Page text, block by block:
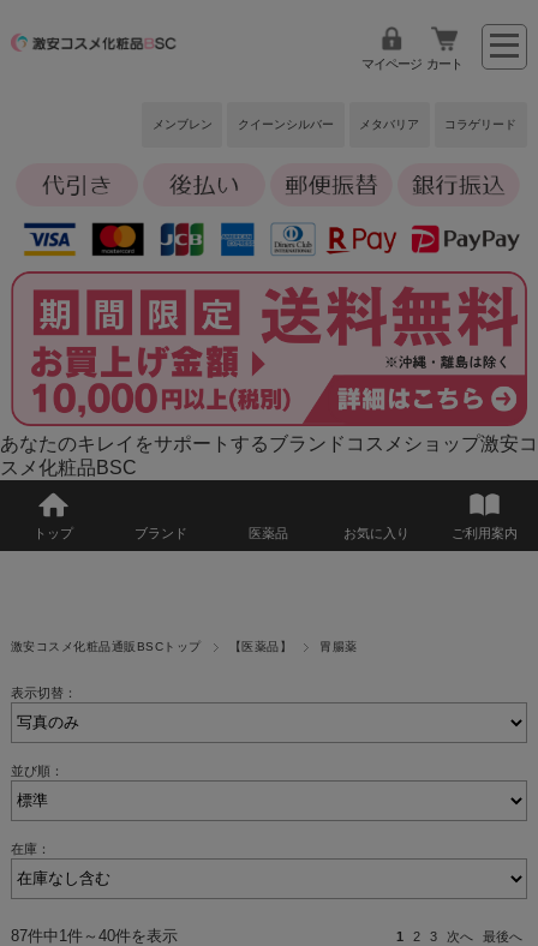
メンブレン クイーンシルバー メタバリア コラゲリード
マイページ カート
あなたのキレイをサポートするブランドコスメショップ激安コ
スメ化粧品BSC
トップ ブランド 医薬品 お気に入り ご利用案内
激安コスメ化粧品通販BSCトップ 【医薬品】 胃腸薬
表示切替：
並び順：
在庫：
87件中1件～40件を表示 1 2 3 次へ 最後へ